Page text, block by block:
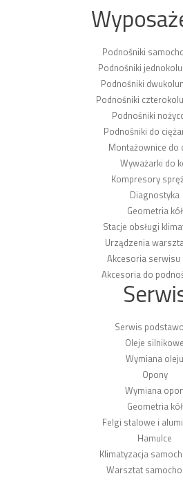
Podnośniki
Podnośniki
Podnośniki
Podnośniki
Podnośniki
Podnośniki do
Montażownice do
Wyważarki do
Kompresory
Diagnostyka
Geometria kół
Stacje obsługi
Urządzenia
Akcesoria serwisu
Akcesoria do
Serwis
Oleje silnikowe
Wymiana oleju
Opony
Wymiana opon
Geometria kół
Felgi stalowe i
Hamulce
Klimatyzacja
Warsztat